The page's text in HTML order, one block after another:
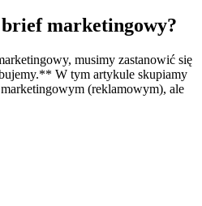
marketingowy?
musimy zastanowić się
W tym artykule skupiamy
(reklamowym), ale